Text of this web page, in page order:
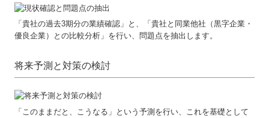
経営革新等支援機関とは
経営改善オンデマンド講座
求人情報
「貴社の過去3期分の業績確認」と、「貴社と同業他社（黒字企業・
優良企業）との比較分析」を行い、問題点を抽出します。
将来予測と対策の検討
「このままだと、こうなる」という予測を行い、これを基礎として